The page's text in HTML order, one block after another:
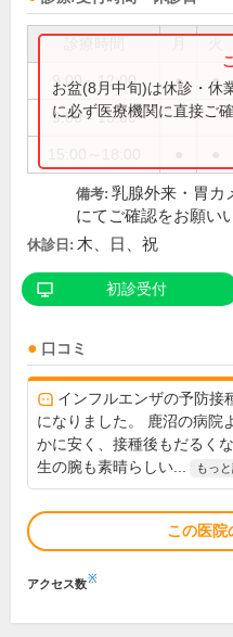
9:00～12:00 ● ●
9:00～15:00
お盆(8月中旬)は休診・休
に必ず医療機関に直接ご
備考: 乳腺外来・胃カ
にてご確認をお願い
休診日: 木、日、祝
初診受付
口コミ
インフルエンザの予防接
になりました。 鹿沼の病院
かに安く、接種後もだるく
生の腕も素晴らしい...
もっ
この医院
アクセス数※